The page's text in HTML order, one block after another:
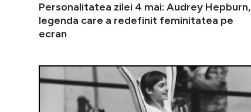
Personalitatea zilei 4 mai: Audrey Hepburn,
legenda care a redefinit feminitatea pe
ecran